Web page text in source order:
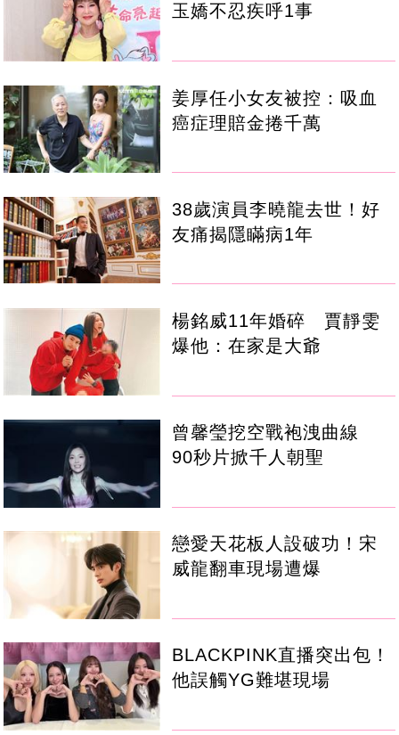
玉嬌不忍疾呼1事
姜厚任小女友被控：吸血
癌症理賠金捲千萬
38歲演員李曉龍去世！好
友痛揭隱瞞病1年
楊銘威11年婚碎 賈靜雯
爆他：在家是大爺
曾馨瑩挖空戰袍洩曲線
90秒片掀千人朝聖
戀愛天花板人設破功！宋
威龍翻車現場遭爆
BLACKPINK直播突出包！
他誤觸YG難堪現場